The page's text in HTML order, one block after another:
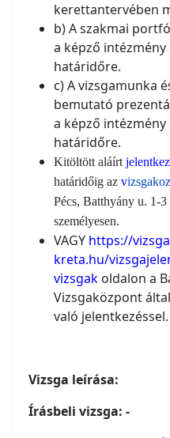
kerettantervében
b) A szakmai
a képző
határidőre.
c) A vizsgamunka
bemutató
a képző
határidőre.
Kitöltött aláírt
határidőig az v
Pécs, Batthyány u. 1-
személyesen.
VAGY https://
kreta.hu/
vizsgak oldalon a
Vizsgaközpont
való jelentkezéssel.
Vizsga leírása:
Írásbeli vizsga: -